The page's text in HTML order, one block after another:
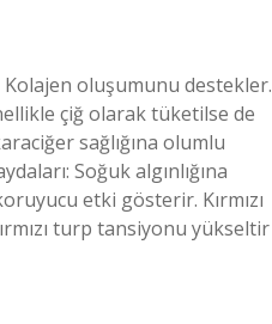
Kolajen oluşumunu destekler.
çiğ olarak tüketilse de
sağlığına olumlu
Soğuk algınlığına
etki gösterir. Kırmızı
turp tansiyonu yükseltir